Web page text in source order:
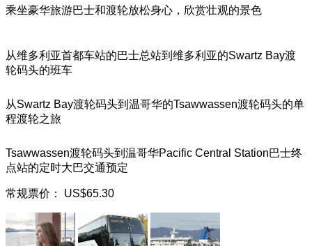
乘坐豪华旅游巴士和渡轮放松身心，欣赏壮观的景色
从维多利亚首都车站的巴士总站到维多利亚的Swartz Bay渡
轮码头的班车
从Swartz Bay渡轮码头到温哥华的Tsawwassen渡轮码头的单
程渡轮之旅
Tsawwassen渡轮码头到温哥华Pacific Central Station巴士终
点站的定时大巴交通预定
常规票价： US$65.30